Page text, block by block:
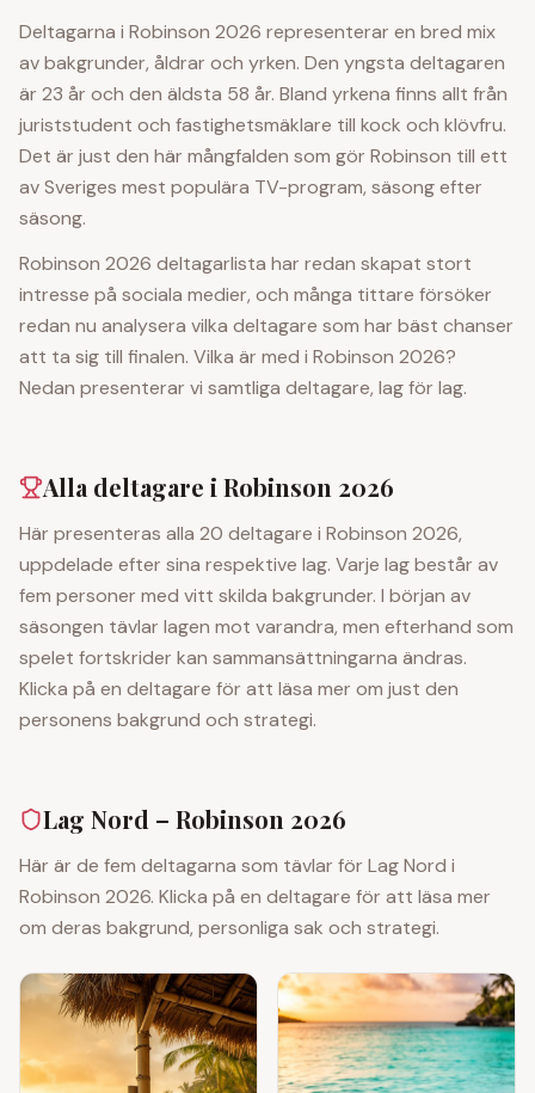
Deltagarna i Robinson 2026 representerar en bred mix
av bakgrunder, åldrar och yrken. Den yngsta deltagaren
är 23 år och den äldsta 58 år. Bland yrkena finns allt från
juriststudent och fastighetsmäklare till kock och klövfru.
Det är just den här mångfalden som gör Robinson till ett
av Sveriges mest populära TV-program, säsong efter
säsong.
Robinson 2026 deltagarlista har redan skapat stort
intresse på sociala medier, och många tittare försöker
redan nu analysera vilka deltagare som har bäst chanser
att ta sig till finalen. Vilka är med i Robinson 2026?
Nedan presenterar vi samtliga deltagare, lag för lag.
Alla deltagare i Robinson 2026
Här presenteras alla 20 deltagare i Robinson 2026,
uppdelade efter sina respektive lag. Varje lag består av
fem personer med vitt skilda bakgrunder. I början av
säsongen tävlar lagen mot varandra, men efterhand som
spelet fortskrider kan sammansättningarna ändras.
Klicka på en deltagare för att läsa mer om just den
personens bakgrund och strategi.
Lag Nord – Robinson 2026
Här är de fem deltagarna som tävlar för Lag Nord i
Robinson 2026. Klicka på en deltagare för att läsa mer
om deras bakgrund, personliga sak och strategi.